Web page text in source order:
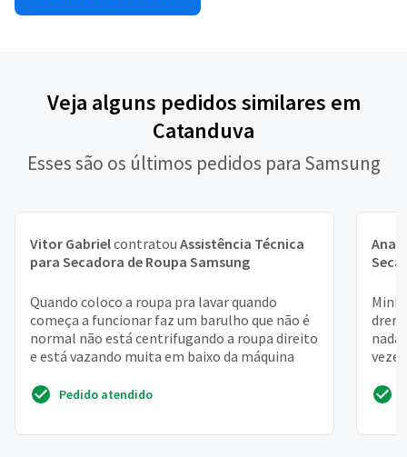
Veja alguns pedidos similares em
Catanduva
Esses são os últimos pedidos para Samsung
Vitor Gabrielcontratou Assistência Técnica
para Secadora de Roupa Samsung
Quando coloco a roupa pra lavar quando
começa a funcionar faz um barulho que não é
normal não está centrifugando a roupa direito
e está vazando muita em baixo da máquina
Pedido atendido
Ana
nada